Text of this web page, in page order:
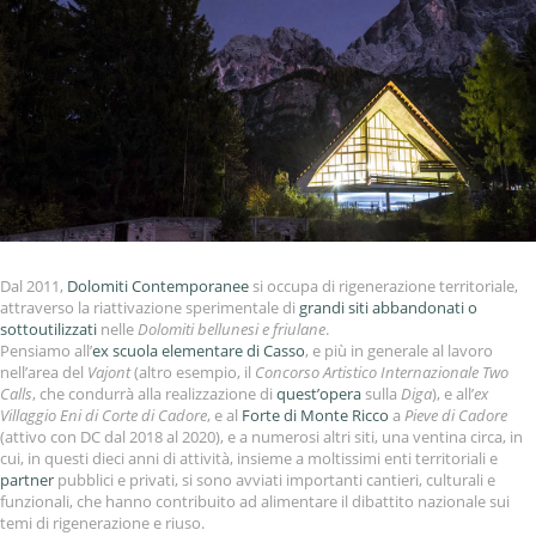
Dal 2011, Dolomiti Contemporaneesi occupa di rigenerazione territoriale,
attraverso la riattivazione sperimentale di grandi siti abbandonati o
sottoutilizzati nelleDolomiti bellunesi e friulane.
Pensiamo all’ex scuola elementare di Casso, e più in generale al lavoro
nell’area del Vajont(altro esempio, il Concorso Artistico Internazionale Two
Calls, che condurrà alla realizzazione di quest’operasulla Diga), e all’ex
Villaggio Eni di Corte di Cadore, e al Forte di Monte Ricco a Pieve di Cadore
(attivo con DC dal 2018 al 2020), e a numerosi altri siti, una ventina circa, in
cui, in questi dieci anni di attività, insieme a moltissimi enti territoriali e
partner pubblici e privati, si sono avviati importanti cantieri, culturali e
funzionali, che hanno contribuito ad alimentare il dibattito nazionale sui
temi di rigenerazione e riuso.